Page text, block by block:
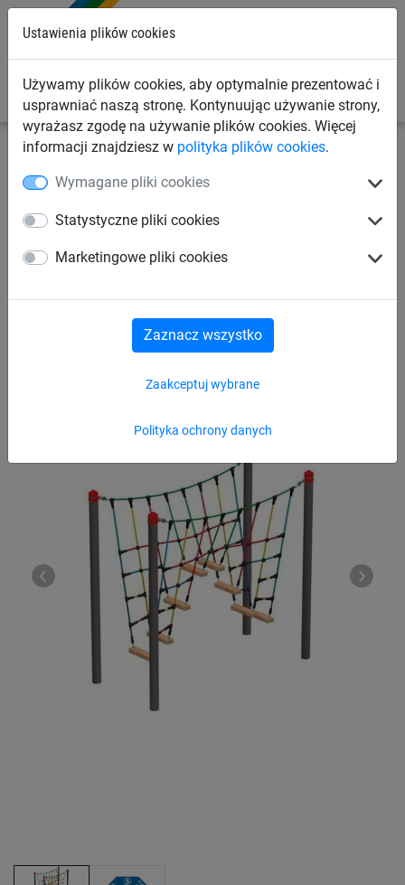
Ustawienia plików cookies
Używamy plików cookies, aby optymalnie prezentować i
usprawniać naszą stronę. Kontynuując używanie strony,
wyrażasz zgodę na używanie plików cookies. Więcej
informacji znajdziesz w polityka plików cookies.
Wymagane pliki cookies
Statystyczne pliki cookies
Marketingowe pliki cookies
Polityka ochrony danych
Zaakceptuj wybrane
Zaznacz wszystko
stalowych
Vario-Element 12, do słupów
stalowych